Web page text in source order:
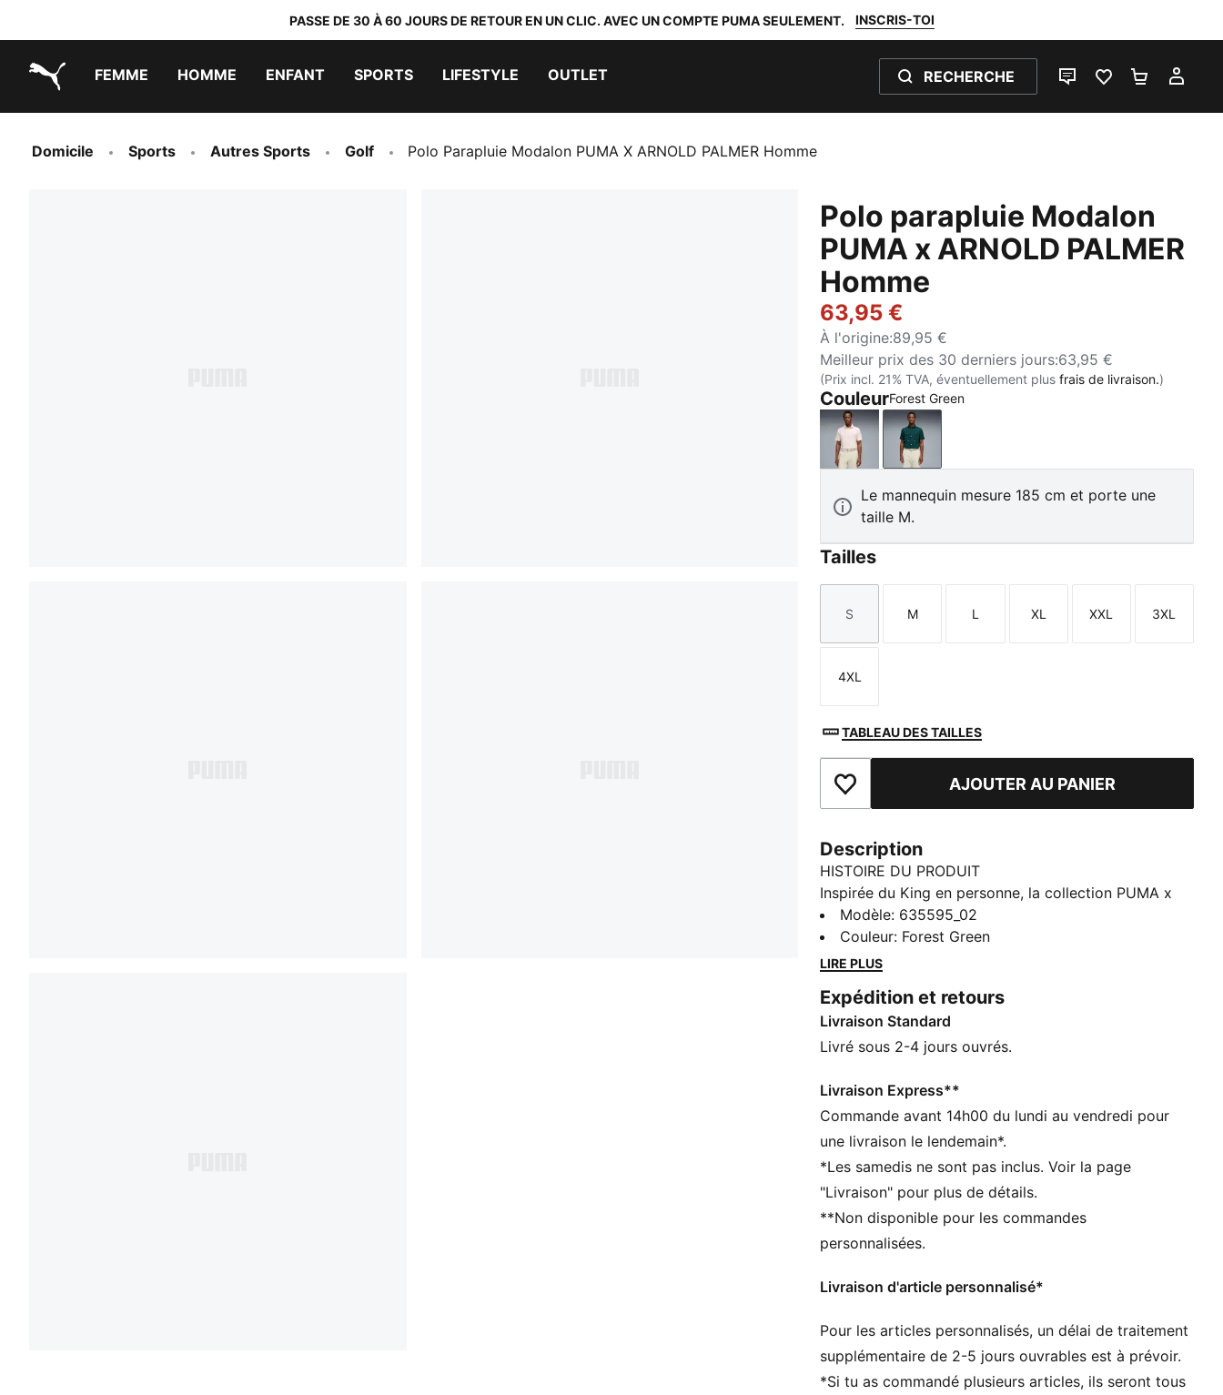
PASSE DE 30 À 60 JOURS DE RETOUR EN UN CLIC. AVEC UN COMPTE PUMA SEULEMENT. INSCRIS-TOI
FEMME HOMME ENFANT SPORTS LIFESTYLE OUTLET RECHERCHE
LIVE CHATFAVORIS 0PANIER 0
Domicile Sports Autres Sports Golf Polo Parapluie Modalon PUMA X ARNOLD PALMER Homme
Polo parapluie Modalon
PUMA x ARNOLD PALMER
Homme
63,95 €
À l'origine:89,95 €
Meilleur prix des 30 derniers jours:63,95 €
(Prix incl. 21% TVA, éventuellement plusfrais de livraison.)
CouleurForest Green
Jasmine FlowerForest Green
Le mannequin mesure 185 cm et porte une
taille M.
Tailles
Taille
S
Taille
M
Taille
L
Taille
XL
Taille
XXL
Taille
3XL
Taille
4XL
TABLEAU DES TAILLES
Ajouter aux favorisAJOUTER AU PANIER
Description
HISTOIRE DU PRODUIT
Inspirée du King en personne, la collection PUMA x
ARNOLD PALMER donne vie au style et à l’assurance
d’Arnold Palmer sur le parcours. Ce partenariat
exclusif célèbre la vie et l’excellence du célèbre
imprimés historiques et des détails personnels sur
chaque modèle. De Bay Hill au parcours près de chez
toi, cette ligne fera ressortir le Palmer qui sommeille
de la véritable légende du golf.
CARACTÉRISTIQUES + AVANTAGES
Confectionné avec un minimum de 20 % de coton
DÉTAILS
Coupe : Coupe ajustée
Col : Col standard
Manches courtes
Tissu stretch extensible dans tous les sens
Modèle: 635595_02
Couleur: Forest Green
LIRE PLUS
Expédition et retours
Livraison Standard
Livré sous 2-4 jours ouvrés.
Livraison Express**
Commande avant 14h00 du lundi au vendredi pour
une livraison le lendemain*.
*Les samedis ne sont pas inclus. Voir la page
"Livraison" pour plus de détails.
**Non disponible pour les commandes
personnalisées.
Livraison d'article personnalisé*
Pour les articles personnalisés, un délai de traitement
supplémentaire de 2-5 jours ouvrables est à prévoir.
*Si tu as commandé plusieurs articles, ils seront tous